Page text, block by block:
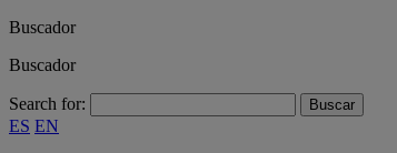
Buscador
Buscador
Search for:
ES EN